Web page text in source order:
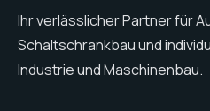
Ihr verlässlicher Partner für
Schaltschrankbau und
Industrie und Maschinenbau.